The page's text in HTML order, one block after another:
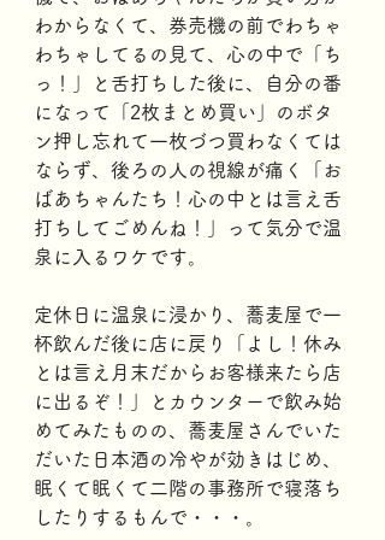
わからなくて、券売機の前でわちゃ
わちゃしてるの見て、心の中で「ち
っ！」と舌打ちした後に、自分の番
になって「2枚まとめ買い」のボタ
ン押し忘れて一枚づつ買わなくては
ならず、後ろの人の視線が痛く「お
ばあちゃんたち！心の中とは言え舌
打ちしてごめんね！」って気分で温
泉に入るワケです。
定休日に温泉に浸かり、蕎麦屋で一
杯飲んだ後に店に戻り「よし！休み
とは言え月末だからお客様来たら店
に出るぞ！」とカウンターで飲み始
めてみたものの、蕎麦屋さんでいた
だいた日本酒の冷やが効きはじめ、
眠くて眠くて二階の事務所で寝落ち
したりするもんで・・・。